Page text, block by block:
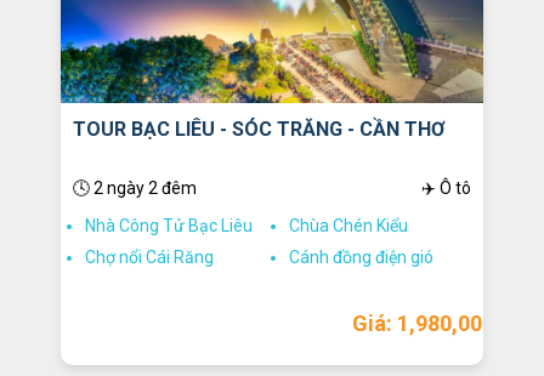
TOUR BẠC LIÊU - SÓC TRĂNG - CẦN THƠ
🕓 2 ngày 2 đêm
✈️ Ô tô
Nhà Công Tử Bạc Liêu
Chùa Chén Kiểu
Chợ nổi Cái Răng
Cánh đồng điện gió
Giá: 1,980,000